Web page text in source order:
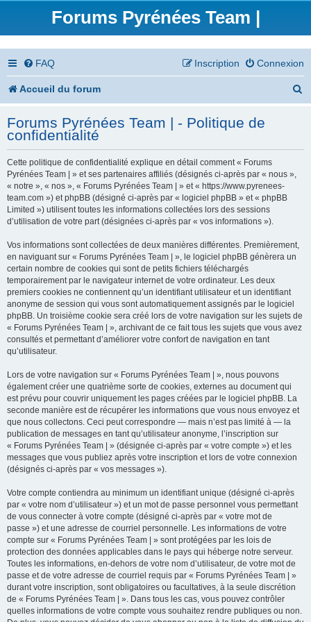
Forums Pyrénées Team |
FAQ Connexion
Inscription
Accueil du forum
h
Forums Pyrénées Team | - Politique de
confidentialité
Cette politique de confidentialité explique en détail comment « Forums
Pyrénées Team | » et ses partenaires affiliés (désignés ci-après par « nous »,
« notre », « nos », « Forums Pyrénées Team | » et « https://www.pyrenees-
team.com ») et phpBB (désigné ci-après par « logiciel phpBB » et « phpBB
Limited ») utilisent toutes les informations collectées lors des sessions
d’utilisation de votre part (désignées ci-après par « vos informations »).
Vos informations sont collectées de deux manières différentes. Premièrement,
en naviguant sur « Forums Pyrénées Team | », le logiciel phpBB génèrera un
certain nombre de cookies qui sont de petits fichiers téléchargés
temporairement par le navigateur internet de votre ordinateur. Les deux
premiers cookies ne contiennent qu’un identifiant utilisateur et un identifiant
anonyme de session qui vous sont automatiquement assignés par le logiciel
phpBB. Un troisième cookie sera créé lors de votre navigation sur les sujets de
« Forums Pyrénées Team | », archivant de ce fait tous les sujets que vous avez
consultés et permettant d’améliorer votre confort de navigation en tant
qu’utilisateur.
Lors de votre navigation sur « Forums Pyrénées Team | », nous pouvons
également créer une quatrième sorte de cookies, externes au document qui
est prévu pour couvrir uniquement les pages créées par le logiciel phpBB. La
seconde manière est de récupérer les informations que vous nous envoyez et
que nous collectons. Ceci peut correspondre — mais n’est pas limité à — la
publication de messages en tant qu’utilisateur anonyme, l’inscription sur
« Forums Pyrénées Team | » (désignée ci-après par « votre compte ») et les
messages que vous publiez après votre inscription et lors de votre connexion
(désignés ci-après par « vos messages »).
Votre compte contiendra au minimum un identifiant unique (désigné ci-après
par « votre nom d’utilisateur ») et un mot de passe personnel vous permettant
de vous connecter à votre compte (désigné ci-après par « votre mot de
passe ») et une adresse de courriel personnelle. Les informations de votre
compte sur « Forums Pyrénées Team | » sont protégées par les lois de
protection des données applicables dans le pays qui héberge notre serveur.
Toutes les informations, en-dehors de votre nom d’utilisateur, de votre mot de
passe et de votre adresse de courriel requis par « Forums Pyrénées Team | »
durant votre inscription, sont obligatoires ou facultatives, à la seule discrétion
de « Forums Pyrénées Team | ». Dans tous les cas, vous pouvez contrôler
quelles informations de votre compte vous souhaitez rendre publiques ou non.